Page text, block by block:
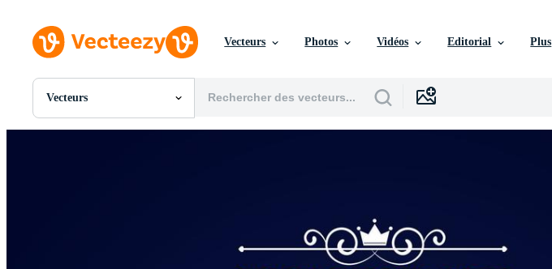
Vecteurs Photos Vidéos Editorial Plus
Vecteurs
Toutes Images